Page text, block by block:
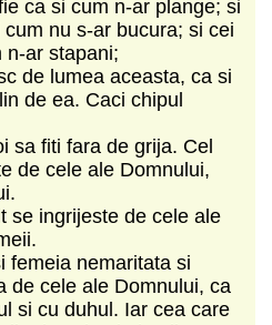
ca si cum n-ar plange; si
nu s-ar bucura; si cei
n-ar stapani;
de lumea aceasta, ca si
de ea. Caci chipul
sa fiti fara de grija. Cel
de cele ale Domnului,
se ingrijeste de cele ale
femeia nemaritata si
de cele ale Domnului, ca
si cu duhul. Iar cea care